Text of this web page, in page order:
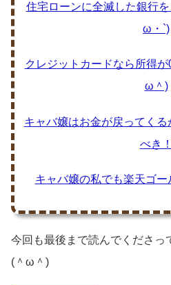
住宅ローンに全滅した銀行を
ω・`)
クレジットカードなら所得
ω＾)
キャバ嬢はお金が戻ってく
べき！
キャバ嬢の私でも楽天ゴー
今回も最後まで読んでくださっ
(＾ω＾)